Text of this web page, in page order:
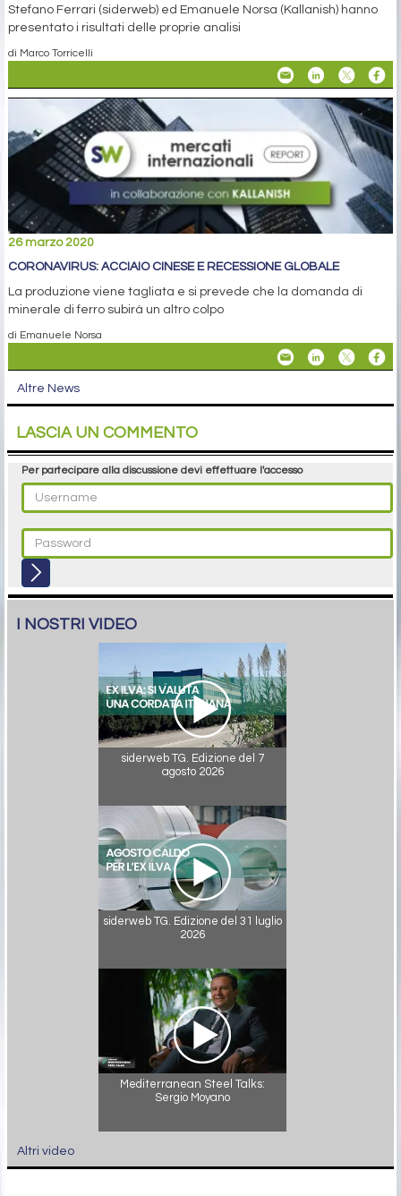
Stefano Ferrari (siderweb) ed Emanuele Norsa (Kallanish) hanno
presentato i risultati delle proprie analisi
di Marco Torricelli
26 marzo 2020
CORONAVIRUS: ACCIAIO CINESE E RECESSIONE GLOBALE
La produzione viene tagliata e si prevede che la domanda di
minerale di ferro subirà un altro colpo
di Emanuele Norsa
Altre News
LASCIA UN COMMENTO
Per partecipare alla discussione devi effettuare l'accesso
I NOSTRI VIDEO
siderweb TG. Edizione del 7
agosto 2026
siderweb TG. Edizione del 31 luglio
2026
Mediterranean Steel Talks:
Sergio Moyano
Altri video